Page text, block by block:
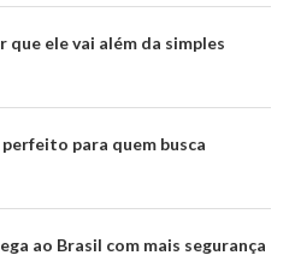
que ele vai além da simples
perfeito para quem busca
ao Brasil com mais segurança